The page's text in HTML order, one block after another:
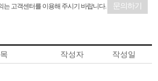
는 고객센터를 이용해 주시기 바랍니다.
문의하기
작성자 작성일